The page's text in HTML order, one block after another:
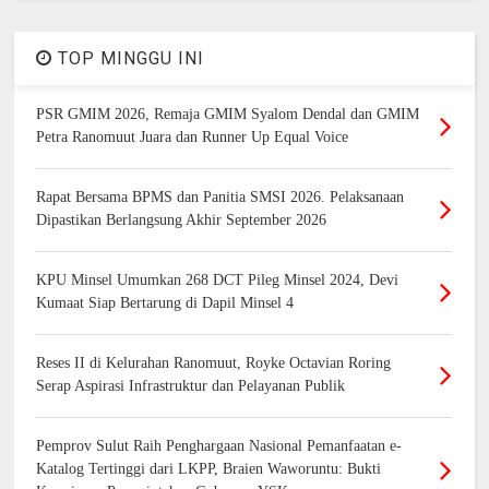
TOP MINGGU INI
PSR GMIM 2026, Remaja GMIM Syalom Dendal dan GMIM
Petra Ranomuut Juara dan Runner Up Equal Voice
Rapat Bersama BPMS dan Panitia SMSI 2026. Pelaksanaan
Dipastikan Berlangsung Akhir September 2026
KPU Minsel Umumkan 268 DCT Pileg Minsel 2024, Devi
Kumaat Siap Bertarung di Dapil Minsel 4
Reses II di Kelurahan Ranomuut, Royke Octavian Roring
Serap Aspirasi Infrastruktur dan Pelayanan Publik
Pemprov Sulut Raih Penghargaan Nasional Pemanfaatan e-
Katalog Tertinggi dari LKPP, Braien Waworuntu: Bukti